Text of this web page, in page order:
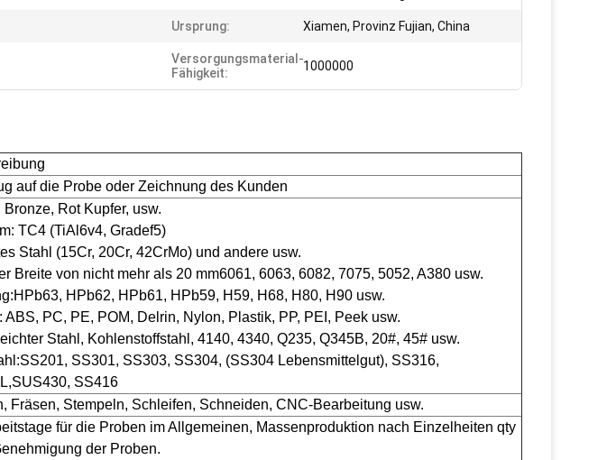
Ursprung: Xiamen, Provinz Fujian, China
Versorgungsmaterial-
Fähigkeit:
1000000
auf die Probe oder Zeichnung des Kunden
Bronze, Rot Kupfer, usw.
TC4 (TiAl6v4, Gradef5)
Stahl (15Cr, 20Cr, 42CrMo) und andere usw.
Breite von nicht mehr als 20 mm6061, 6063, 6082, 7075, 5052, A380 usw.
HPb62, HPb61, HPb59, H59, H68, H80, H90 usw.
ABS, PC, PE, POM, Delrin, Nylon, Plastik, PP, PEI, Peek usw.
Stahl, Kohlenstoffstahl, 4140, 4340, Q235, Q345B, 20#, 45# usw.
SS301, SS303, SS304, (SS304 Lebensmittelgut), SS316,
SS416
Fräsen, Stempeln, Schleifen, Schneiden, CNC-Bearbeitung usw.
für die Proben im Allgemeinen, Massenproduktion nach Einzelheiten qty
der Proben.